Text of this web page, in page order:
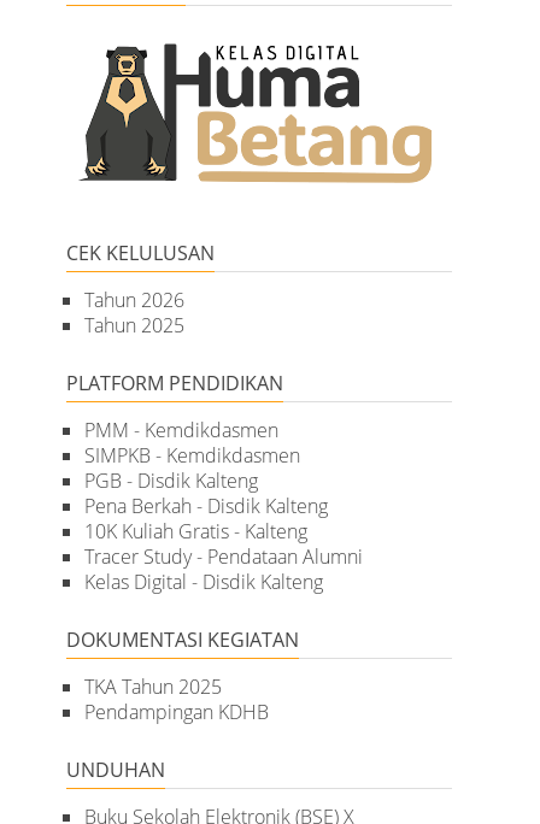
CEK KELULUSAN
Tahun 2026
Tahun 2025
PLATFORM PENDIDIKAN
PMM - Kemdikdasmen
SIMPKB - Kemdikdasmen
PGB - Disdik Kalteng
Pena Berkah - Disdik Kalteng
10K Kuliah Gratis - Kalteng
Tracer Study - Pendataan Alumni
Kelas Digital - Disdik Kalteng
DOKUMENTASI KEGIATAN
TKA Tahun 2025
Pendampingan KDHB
UNDUHAN
Buku Sekolah Elektronik (BSE) X